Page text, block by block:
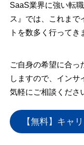
SaaS業界に強い転
ス』では、これまで
トを数多く行ってき
ご自身の希望に合っ
しますので、インサ
気軽にご相談くださ
【無料】キャ